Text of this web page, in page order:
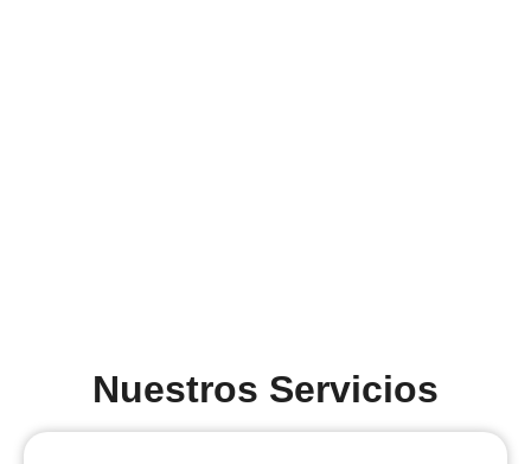
Nuestros Servicios